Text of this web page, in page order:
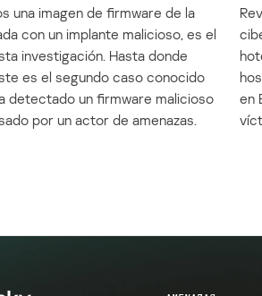
una imagen de firmware de la
con un implante malicioso, es el
investigación. Hasta donde
es el segundo caso conocido
detectado un firmware malicioso
por un actor de amenazas.
en